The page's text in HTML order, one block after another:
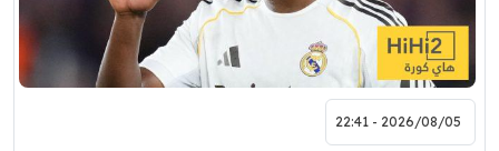
2026/08/05 - 22:41